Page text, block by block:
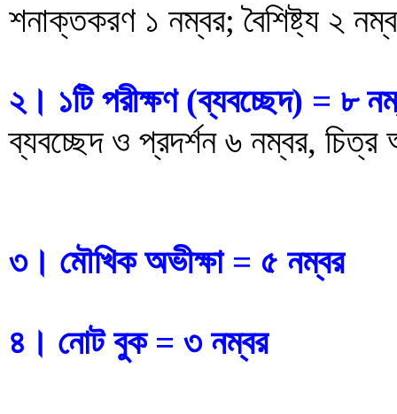
শনাক্তকরণ ১ নম্বর; বৈশিষ্ট্য ২
২। ১টি পরীক্ষণ (ব্যবচ্ছেদ) = ৮
ব্যবচ্ছেদ ও প্রদর্শন ৬ নম্বর,
৩। মৌখিক অভীক্ষা = ৫ নম্বর
৪। নোট বুক = ৩ নম্বর